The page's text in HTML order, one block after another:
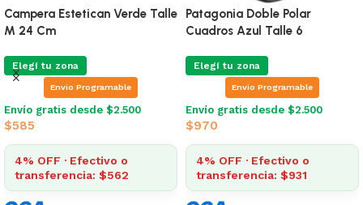
Campera Estetican Verde Talle
M 24 Cm
Elegí tu zona
Envio Programable
Envío gratis desde $2.500
$585
4% OFF · Efectivo o
transferencia: $562
Patagonia Doble Polar
Cuadros Azul Talle 6
Elegí tu zona
Envio Programable
Envío gratis desde $2.500
$970
4% OFF · Efectivo o
transferencia: $931